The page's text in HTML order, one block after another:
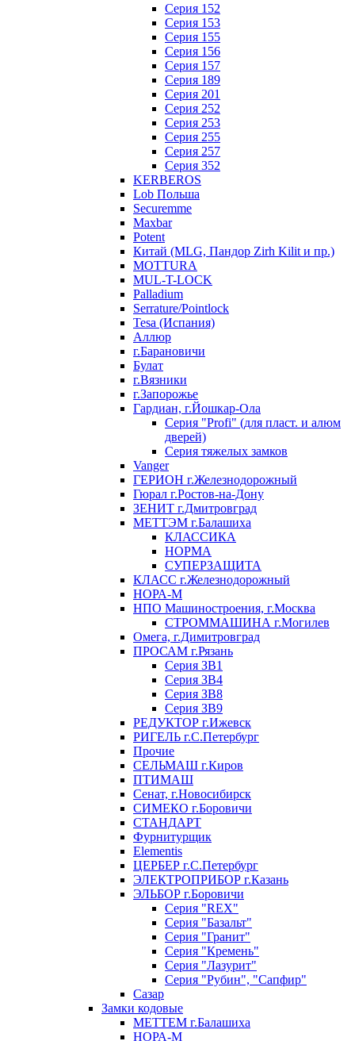
Серия 152
Серия 153
Серия 155
Серия 156
Серия 157
Серия 189
Серия 201
Серия 252
Серия 253
Серия 255
Серия 257
Серия 352
KERBEROS
Lob Польша
Securemme
Maxbar
Potent
Китай (MLG, Пандор Zirh Kilit и пр.)
MOTTURA
MUL-T-LOCK
Palladium
Serrature/Pointlock
Tesa (Испания)
Аллюр
г.Барановичи
Булат
г.Вязники
г.Запорожье
Гардиан, г.Йошкар-Ола
Серия "Profi" (для пласт. и алюм
дверей)
Серия тяжелых замков
Vanger
ГЕРИОН г.Железнодорожный
Гюрал г.Ростов-на-Дону
ЗЕНИТ г.Дмитровград
МЕТТЭМ г.Балашиха
КЛАССИКА
НОРМА
СУПЕРЗАЩИТА
КЛАСС г.Железнодорожный
НОРА-М
НПО Машиностроения, г.Москва
СТРОММАШИНА г.Могилев
Омега, г.Димитровград
ПРОСАМ г.Рязань
Серия ЗВ1
Серия ЗВ4
Серия ЗВ8
Серия ЗВ9
РЕДУКТОР г.Ижевск
РИГЕЛЬ г.С.Петербург
Прочие
СЕЛЬМАШ г.Киров
ПТИМАШ
Сенат, г.Новосибирск
СИМЕКО г.Боровичи
СТАНДАРТ
Фурнитурщик
Elementis
ЦЕРБЕР г.С.Петербург
ЭЛЕКТРОПРИБОР г.Казань
ЭЛЬБОР г.Боровичи
Серия "REX"
Серия "Базальт"
Серия "Гранит"
Серия "Кремень"
Серия "Лазурит"
Серия "Рубин", "Сапфир"
Сазар
Замки кодовые
МЕТТЕМ г.Балашиха
НОРА-М